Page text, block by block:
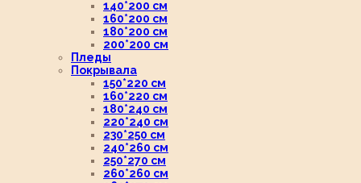
140*200 см
160*200 см
180*200 см
200*200 см
Пледы
Покрывала
150*220 см
160*220 см
180*240 см
220*240 см
230*250 см
240*260 см
250*270 см
260*260 см